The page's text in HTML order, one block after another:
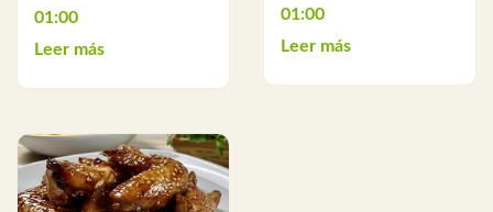
01:00
Leer más
01:00
Leer más